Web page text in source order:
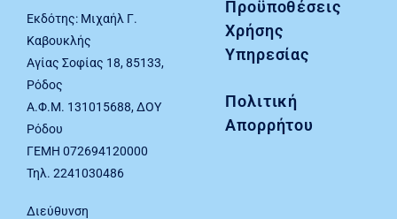
Εκδότης: Μιχαήλ Γ.
Καβουκλής
Αγίας Σοφίας 18, 85133,
Ρόδος
Α.Φ.Μ. 131015688, ΔΟΥ
Ρόδου
ΓΕΜΗ 072694120000
Τηλ. 2241030486
Διεύθυνση
Προϋποθέσεις
Χρήσης
Υπηρεσίας
Πολιτική
Απορρήτου